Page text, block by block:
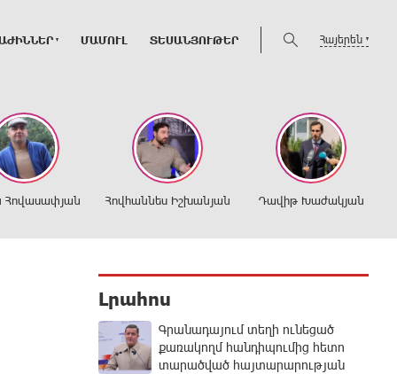
ՄԱՄՈՒԼ ՏԵՍԱՆՅՈՒԹԵՐ Հայերեն
Հովասափյան Հովհաննես Իշխանյան Դավիթ Խաժակյան
Լրահոս
Գրանադայում տեղի ունեցած
քառակողմ հանդիպումից հետո
տարածված հայտարարության